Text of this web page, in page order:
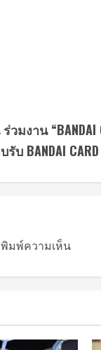
งาน “BANDAI
บ BANDAI
พิมพ์ความเห็น